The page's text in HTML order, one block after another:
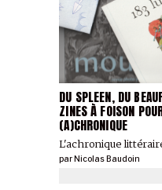
DU SPLEEN, DU
ZINES À FOISON
(A)CHRONIQUE
L'achronique
par Nicolas Baudoin